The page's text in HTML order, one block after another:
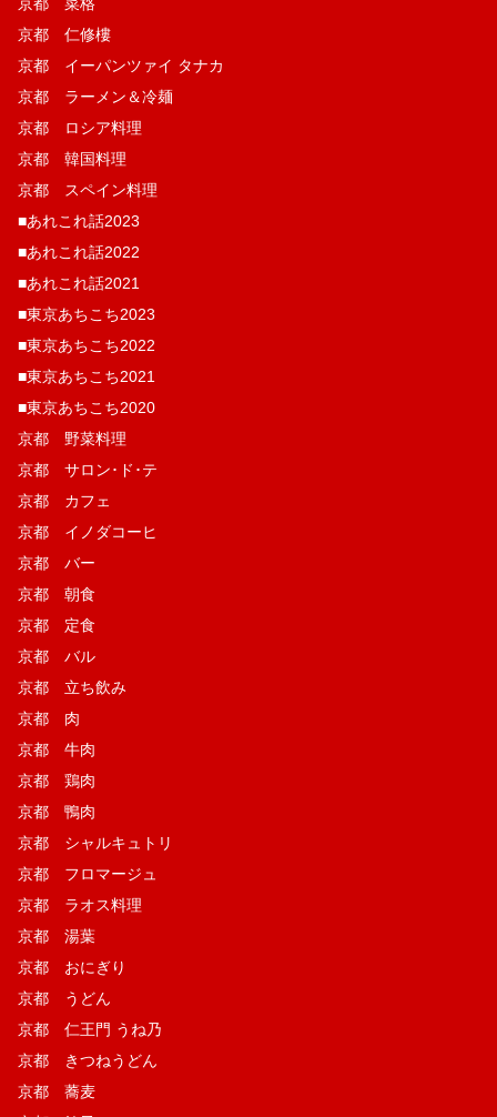
京都 菜格
京都 仁修樓
京都 イーパンツァイ タナカ
京都 ラーメン＆冷麺
京都 ロシア料理
京都 韓国料理
京都 スペイン料理
■あれこれ話2023
■あれこれ話2022
■あれこれ話2021
■東京あちこち2023
■東京あちこち2022
■東京あちこち2021
■東京あちこち2020
京都 野菜料理
京都 サロン･ド･テ
京都 カフェ
京都 イノダコーヒ
京都 バー
京都 朝食
京都 定食
京都 バル
京都 立ち飲み
京都 肉
京都 牛肉
京都 鶏肉
京都 鴨肉
京都 シャルキュトリ
京都 フロマージュ
京都 ラオス料理
京都 湯葉
京都 おにぎり
京都 うどん
京都 仁王門 うね乃
京都 きつねうどん
京都 蕎麦